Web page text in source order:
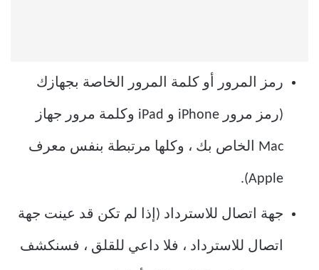
رمز المرور أو كلمة المرور الخاصة بجهازك
(رمز مرور iPhone و iPad وكلمة مرور جهاز
Mac الخاص بك ، وكلها مرتبطة بنفس معرف
Apple).
جهة اتصال للاسترداد (إذا لم تكن قد عينت جهة
اتصال للاسترداد ، فلا داعي للقلق ، فسنكشف